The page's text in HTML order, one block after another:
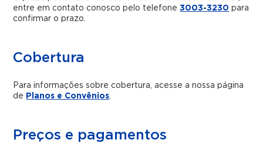
entre em contato conosco pelo telefone3003-3230 para
confirmar o prazo.
Cobertura
Para informações sobre cobertura, acesse a nossa página
de Planos e Convênios.
Preços e pagamentos